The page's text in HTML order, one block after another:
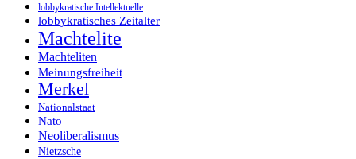
lobbykratische Intellektuelle
lobbykratisches Zeitalter
Machtelite
Machteliten
Meinungsfreiheit
Merkel
Nationalstaat
Nato
Neoliberalismus
Nietzsche